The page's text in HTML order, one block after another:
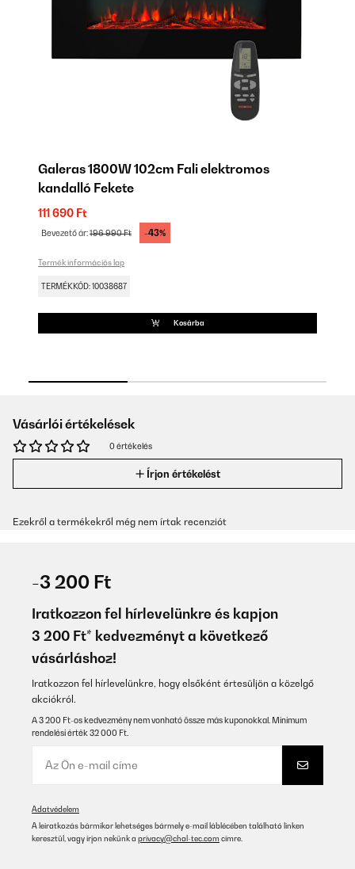
Galeras 1800W 102cm Fali elektromos
kandalló Fekete
111 690 Ft
Bevezető ár:196 990 Ft -43%
Termék információs lap
TERMÉKKÓD: 10038687
Kosárba
Vásárlói értékelések
0 értékelés
Írjon értékelést
Ezekről a termékekről még nem írtak recenziót
-3 200 Ft
Iratkozzon fel hírlevelünkre és kapjon
3 200 Ft* kedvezményt a következő
vásárláshoz!
Iratkozzon fel hírlevelünkre, hogy elsőként értesüljön a közelgő
akciókról.
A 3 200 Ft-os kedvezmény nem vonható össze más kuponokkal. Minimum
rendelési érték 32 000 Ft.
Adatvédelem
A leiratkozás bármikor lehetséges bármely e-mail láblécében található linken
keresztül, vagy írjon nekünk a privacy@chal-tec.com címre.